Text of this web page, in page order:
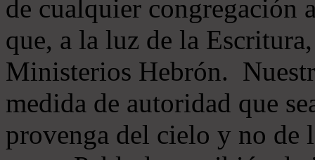
de cualquier congregación
que, a la luz de la
Ministerios Hebrón.
medida de autoridad que
provenga del cielo y no de